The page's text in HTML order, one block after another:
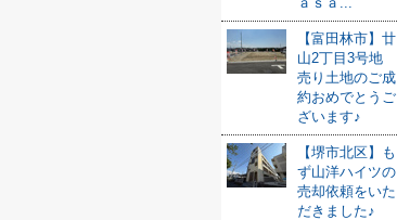
【富田林市】廿
山2丁目3号地
売り土地のご成
約おめでとうご
ざいます♪
【堺市北区】も
ず山洋ハイツの
売却依頼をいた
だきました♪